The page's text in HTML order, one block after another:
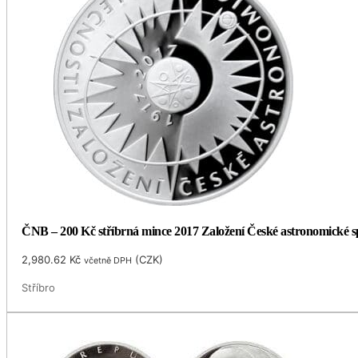
ČNB – 200 Kč stříbrná mince 2017 Založení České astronomické
2,980.62 Kč včetně DPH (CZK)
Stříbro